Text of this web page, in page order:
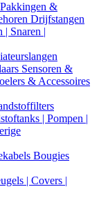
Pakkingen &
Drijfstangen
| Snaren |
Sensoren &
& Accessoires
| Pompen |
Bougies
| Covers |